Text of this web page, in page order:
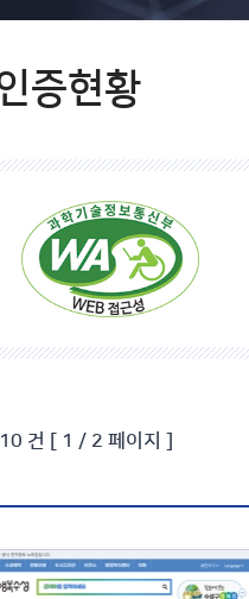
증현황
10 건 [ 1 / 2 페이지 ]